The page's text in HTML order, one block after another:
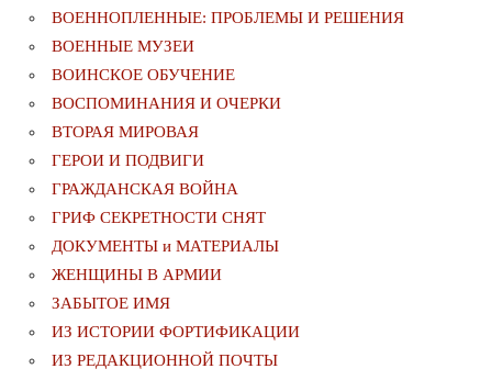
ВОЕННОПЛЕННЫЕ: ПРОБЛЕМЫ И РЕШЕНИЯ
ВОЕННЫЕ МУЗЕИ
ВОИНСКОЕ ОБУЧЕНИЕ
ВОСПОМИНАНИЯ И ОЧЕРКИ
ВТОРАЯ МИРОВАЯ
ГЕРОИ И ПОДВИГИ
ГРАЖДАНСКАЯ ВОЙНА
ГРИФ СЕКРЕТНОСТИ СНЯТ
ДОКУМЕНТЫ и МАТЕРИАЛЫ
ЖЕНЩИНЫ В АРМИИ
ЗАБЫТОЕ ИМЯ
ИЗ ИСТОРИИ ФОРТИФИКАЦИИ
ИЗ РЕДАКЦИОННОЙ ПОЧТЫ